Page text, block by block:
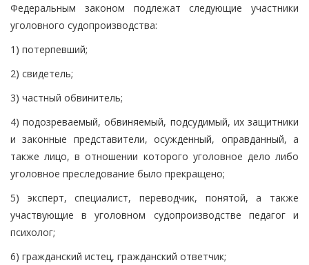
Федеральным законом подлежат следующие участники
уголовного судопроизводства:
1) потерпевший;
2) свидетель;
3) частный обвинитель;
4) подозреваемый, обвиняемый, подсудимый, их защитники
и законные представители, осужденный, оправданный, а
также лицо, в отношении которого уголовное дело либо
уголовное преследование было прекращено;
5) эксперт, специалист, переводчик, понятой, а также
участвующие в уголовном судопроизводстве педагог и
психолог;
6) гражданский истец, гражданский ответчик;